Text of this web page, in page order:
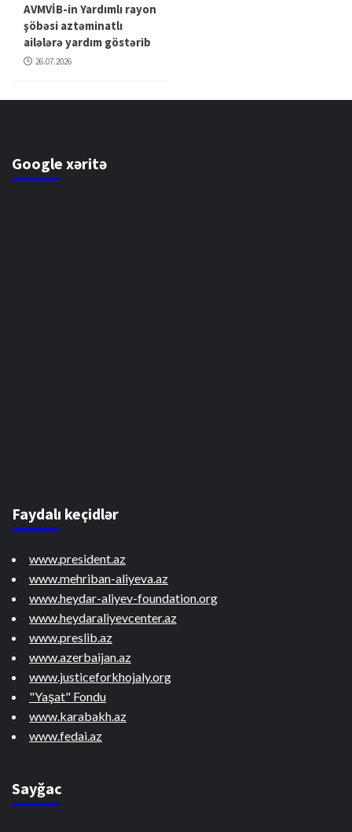
AVMVİB-in Yardımlı rayon
şöbəsi aztəminatlı
ailələrə yardım göstərib
26.07.2026
Google xəritə
Faydalı keçidlər
www.president.az
www.mehriban-aliyeva.az
www.heydar-aliyev-foundation.org
www.heydaraliyevcenter.az
www.preslib.az
www.azerbaijan.az
www.justiceforkhojaly.org
"Yaşat" Fondu
www.karabakh.az
www.fedai.az
Sayğac